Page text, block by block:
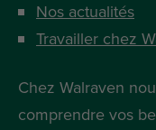
Nos actualités
Travailler chez
Chez Walraven
comprendre vos